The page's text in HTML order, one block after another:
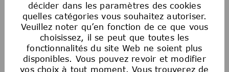
décider dans les paramètres des cookies
quelles catégories vous souhaitez autoriser.
Veuillez noter qu’en fonction de ce que vous
choisissez, il se peut que toutes les
fonctionnalités du site Web ne soient plus
disponibles. Vous pouvez revoir et modifier
vos choix à tout moment. Vous trouverez de
Enregistrer l'offre
Egalité des chances en matière d’emploi